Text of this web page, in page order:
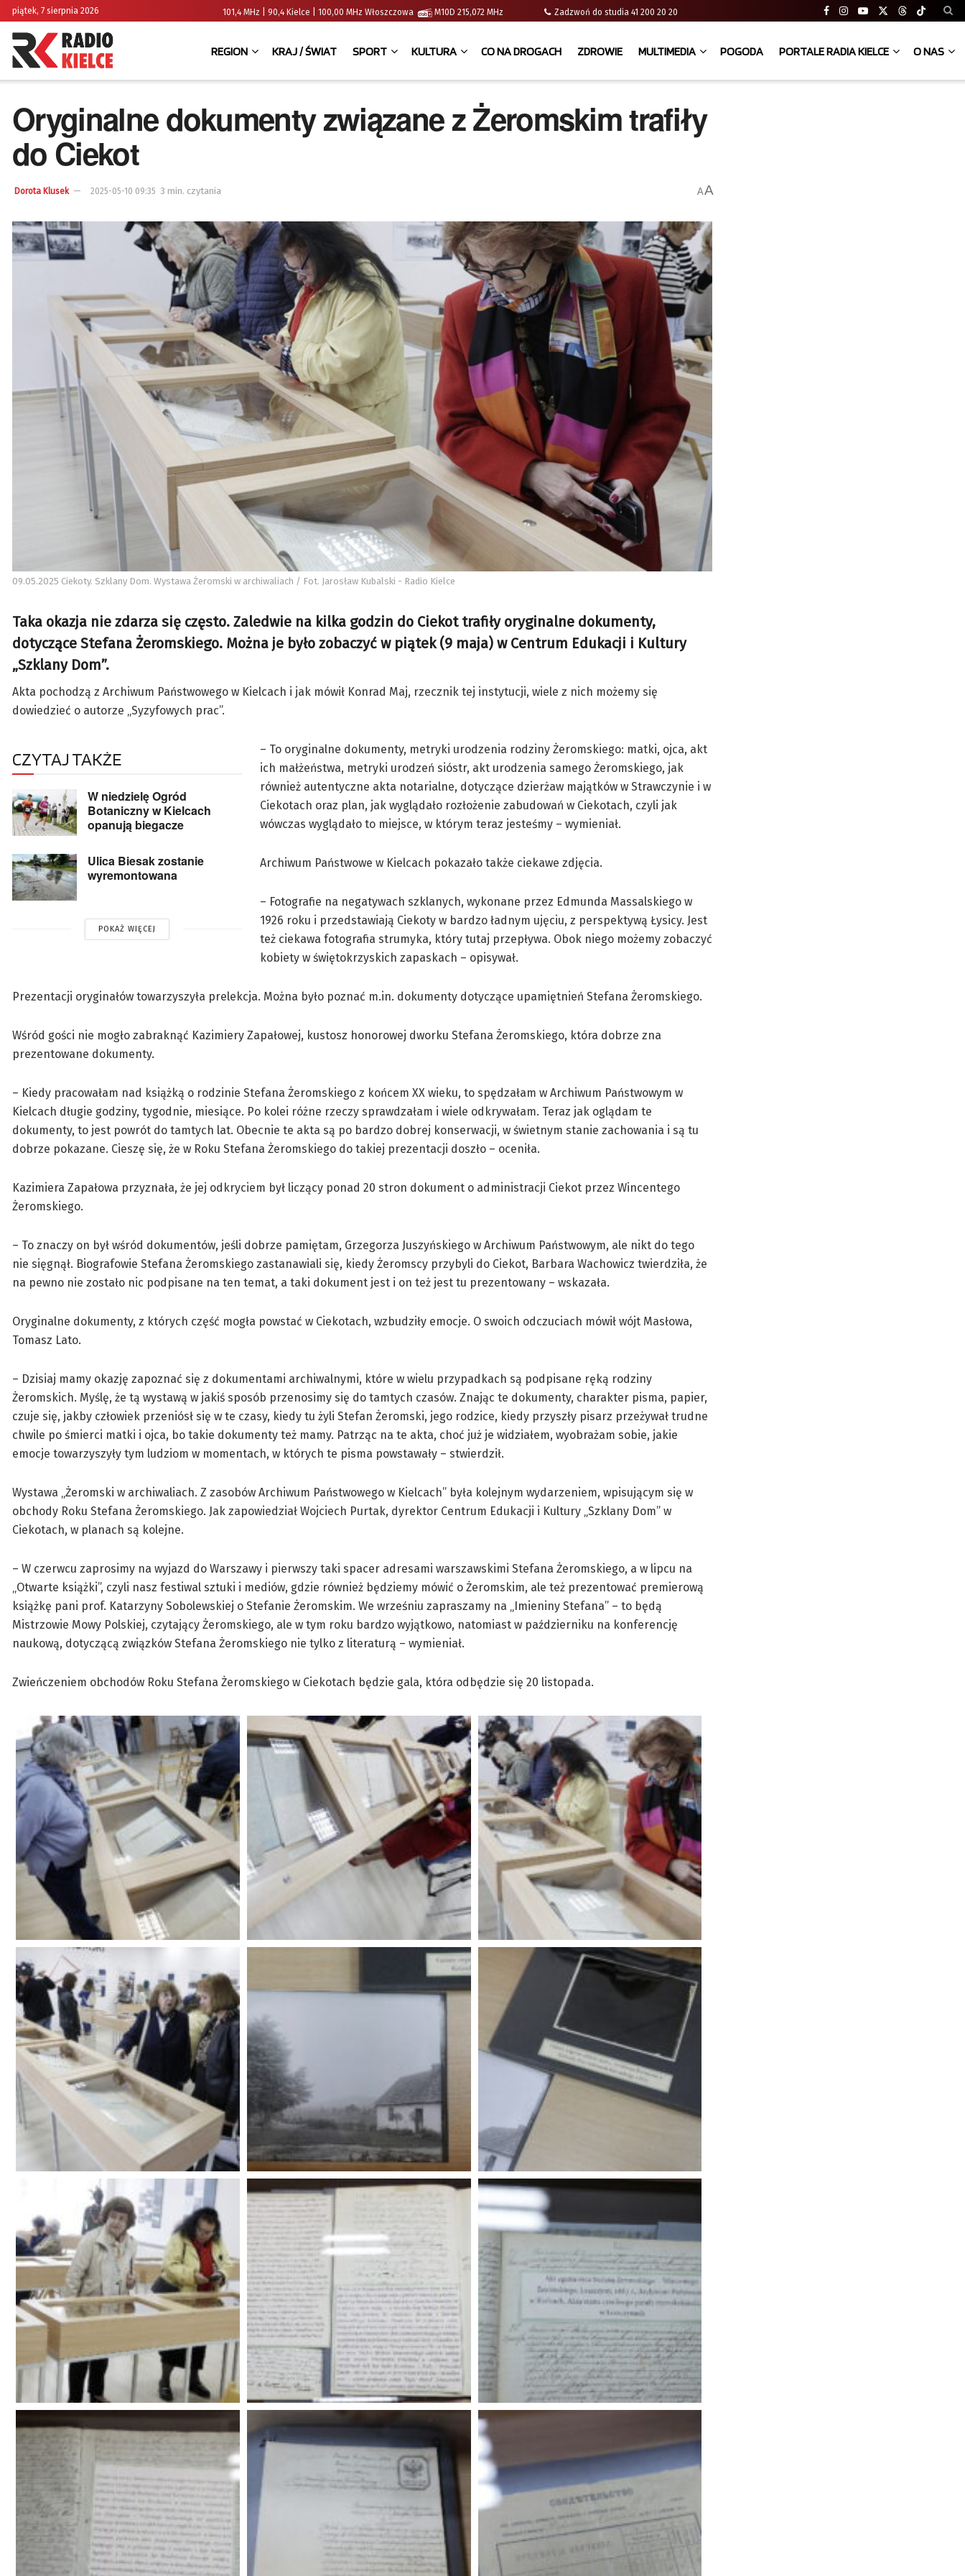
piątek, 7 sierpnia 2026 101,4 MHz | 90,4 Kielce | 100,00 MHz Włoszczowa M10D 215,072 MHz Zadzwoń do studia 41 200 20 20
REGION KRAJ / ŚWIAT SPORT KULTURA CO NA DROGACH ZDROWIE MULTIMEDIA POGODA PORTALE RADIA KIELCE O NAS
Oryginalne dokumenty związane z Żeromskim trafiły
do Ciekot
Dorota Klusek 2025-05-10 09:35 3 min. czytania AA
09.05.2025 Ciekoty. Szklany Dom. Wystawa Żeromski w archiwaliach / Fot. Jarosław Kubalski - Radio Kielce
Taka okazja nie zdarza się często. Zaledwie na kilka godzin do Ciekot trafiły oryginalne dokumenty,
dotyczące Stefana Żeromskiego. Można je było zobaczyć w piątek (9 maja) w Centrum Edukacji i Kultury
„Szklany Dom”.
Akta pochodzą z Archiwum Państwowego w Kielcach i jak mówił Konrad Maj, rzecznik tej instytucji, wiele z nich możemy się
dowiedzieć o autorze „Syzyfowych prac”.
CZYTAJ TAKŻE
W niedzielę Ogród
Botaniczny w Kielcach
opanują biegacze
Ulica Biesak zostanie
wyremontowana
POKAŻ WIĘCEJ
– To oryginalne dokumenty, metryki urodzenia rodziny Żeromskiego: matki, ojca, akt
ich małżeństwa, metryki urodzeń sióstr, akt urodzenia samego Żeromskiego, jak
również autentyczne akta notarialne, dotyczące dzierżaw majątków w Strawczynie i w
Ciekotach oraz plan, jak wyglądało rozłożenie zabudowań w Ciekotach, czyli jak
wówczas wyglądało to miejsce, w którym teraz jesteśmy – wymieniał.
Archiwum Państwowe w Kielcach pokazało także ciekawe zdjęcia.
– Fotografie na negatywach szklanych, wykonane przez Edmunda Massalskiego w
1926 roku i przedstawiają Ciekoty w bardzo ładnym ujęciu, z perspektywą Łysicy. Jest
też ciekawa fotografia strumyka, który tutaj przepływa. Obok niego możemy zobaczyć
kobiety w świętokrzyskich zapaskach – opisywał.
Prezentacji oryginałów towarzyszyła prelekcja. Można było poznać m.in. dokumenty dotyczące upamiętnień Stefana Żeromskiego.
Wśród gości nie mogło zabraknąć Kazimiery Zapałowej, kustosz honorowej dworku Stefana Żeromskiego, która dobrze zna
prezentowane dokumenty.
– Kiedy pracowałam nad książką o rodzinie Stefana Żeromskiego z końcem XX wieku, to spędzałam w Archiwum Państwowym w
Kielcach długie godziny, tygodnie, miesiące. Po kolei różne rzeczy sprawdzałam i wiele odkrywałam. Teraz jak oglądam te
dokumenty, to jest powrót do tamtych lat. Obecnie te akta są po bardzo dobrej konserwacji, w świetnym stanie zachowania i są tu
dobrze pokazane. Cieszę się, że w Roku Stefana Żeromskiego do takiej prezentacji doszło – oceniła.
Kazimiera Zapałowa przyznała, że jej odkryciem był liczący ponad 20 stron dokument o administracji Ciekot przez Wincentego
Żeromskiego.
– To znaczy on był wśród dokumentów, jeśli dobrze pamiętam, Grzegorza Juszyńskiego w Archiwum Państwowym, ale nikt do tego
nie sięgnął. Biografowie Stefana Żeromskiego zastanawiali się, kiedy Żeromscy przybyli do Ciekot, Barbara Wachowicz twierdziła, że
na pewno nie zostało nic podpisane na ten temat, a taki dokument jest i on też jest tu prezentowany – wskazała.
Oryginalne dokumenty, z których część mogła powstać w Ciekotach, wzbudziły emocje. O swoich odczuciach mówił wójt Masłowa,
Tomasz Lato.
– Dzisiaj mamy okazję zapoznać się z dokumentami archiwalnymi, które w wielu przypadkach są podpisane ręką rodziny
Żeromskich. Myślę, że tą wystawą w jakiś sposób przenosimy się do tamtych czasów. Znając te dokumenty, charakter pisma, papier,
czuje się, jakby człowiek przeniósł się w te czasy, kiedy tu żyli Stefan Żeromski, jego rodzice, kiedy przyszły pisarz przeżywał trudne
chwile po śmierci matki i ojca, bo takie dokumenty też mamy. Patrząc na te akta, choć już je widziałem, wyobrażam sobie, jakie
emocje towarzyszyły tym ludziom w momentach, w których te pisma powstawały – stwierdził.
Wystawa „Żeromski w archiwaliach. Z zasobów Archiwum Państwowego w Kielcach” była kolejnym wydarzeniem, wpisującym się w
obchody Roku Stefana Żeromskiego. Jak zapowiedział Wojciech Purtak, dyrektor Centrum Edukacji i Kultury „Szklany Dom” w
Ciekotach, w planach są kolejne.
– W czerwcu zaprosimy na wyjazd do Warszawy i pierwszy taki spacer adresami warszawskimi Stefana Żeromskiego, a w lipcu na
„Otwarte książki”, czyli nasz festiwal sztuki i mediów, gdzie również będziemy mówić o Żeromskim, ale też prezentować premierową
książkę pani prof. Katarzyny Sobolewskiej o Stefanie Żeromskim. We wrześniu zapraszamy na „Imieniny Stefana” – to będą
Mistrzowie Mowy Polskiej, czytający Żeromskiego, ale w tym roku bardzo wyjątkowo, natomiast w październiku na konferencję
naukową, dotyczącą związków Stefana Żeromskiego nie tylko z literaturą – wymieniał.
Zwieńczeniem obchodów Roku Stefana Żeromskiego w Ciekotach będzie gala, która odbędzie się 20 listopada.